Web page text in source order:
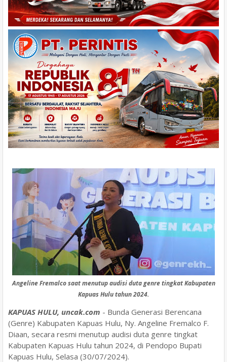
Angeline Fremalco saat menutup audisi duta genre tingkat Kabupaten
Kapuas Hulu tahun 2024.
KAPUAS HULU, uncak.com - Bunda Generasi Berencana
(Genre) Kabupaten Kapuas Hulu, Ny. Angeline Fremalco F.
Diaan, secara resmi menutup audisi duta genre tingkat
Kabupaten Kapuas Hulu tahun 2024, di Pendopo Bupati
Kapuas Hulu, Selasa (30/07/2024).